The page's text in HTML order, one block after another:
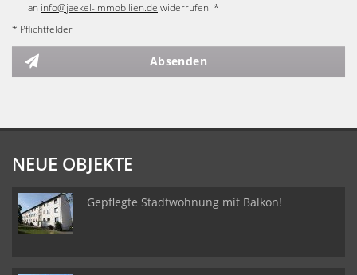
an info@jaekel-immobilien.de widerrufen. *
* Pflichtfelder
Absenden
NEUE OBJEKTE
Gepflegte Stadtwohnung mit Balkon!